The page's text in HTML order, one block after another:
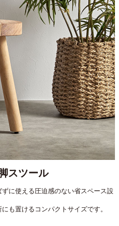
スツール
に使える圧迫感のない省スペース設
も置けるコンパクトサイズです。